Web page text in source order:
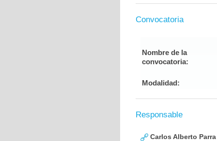
Convocatoria
Nombre de la
convocatoria:
Modalidad:
Responsable
Carlos Alberto